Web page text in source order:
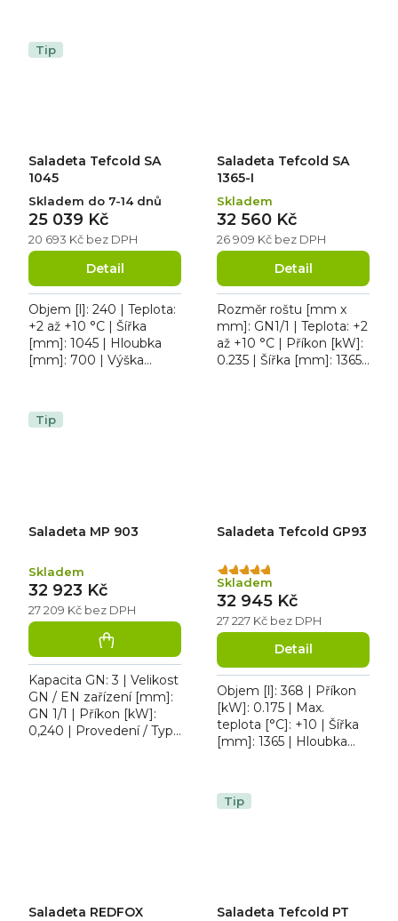
dvoudvéřová v
celonerezovém...
Tip
Saladeta Tefcold SA
1045
Skladem do 7-14 dnů
20 693 Kč bez DPH
25 039 Kč
Detail
Objem [l]: 240 | Teplota:
+2 až +10 °C | Šířka
[mm]: 1045 | Hloubka
[mm]: 700 | Výška
celonerezovém
provedení má funkci...
Saladeta Tefcold SA
1365-I
Skladem
26 909 Kč bez DPH
32 560 Kč
Detail
Rozměr roštu [mm x
mm]: GN1/1 | Teplota: +2
až +10 °C | Příkon [kW]:
0.235 | Šířka [mm]: 1365 |
Tip
Saladeta MP 903
Skladem
27 209 Kč bez DPH
32 923 Kč
Kapacita GN: 3 | Velikost
GN / EN zařízení [mm]:
GN 1/1 | Příkon [kW]:
0,240 | Provedení / Typ
Saladeta Tefcold GP93
Průměrné
hodnocení
produktu
je
5,0
z
5
hvězdiček.
Skladem
27 227 Kč bez DPH
32 945 Kč
Detail
Objem [l]: 368 | Příkon
[kW]: 0.175 | Max.
teplota [°C]: +10 | Šířka
[mm]: 1365 | Hloubka
Tefcold GP93 pro GN
1/1,...
Saladeta REDFOX
Tip
Saladeta Tefcold PT